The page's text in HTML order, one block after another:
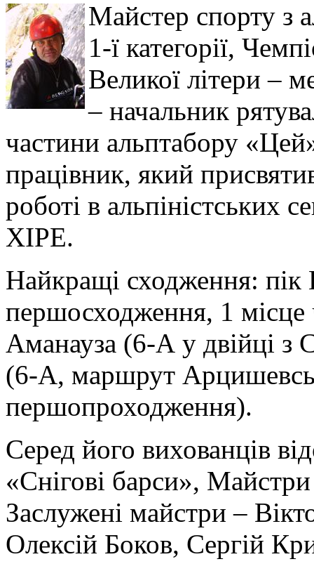
Майстер спорту з
1-ї категорії,
Великої літери –
– начальник
частини альптабору
працівник, який
роботі в
ХІРЕ.
Найкращі сходження: пік
першосходження, 1
Аманауза (6-А у двійці
(6-А, маршрут
першопроходження).
Серед його вихованців
«Снігові барси»,
Заслужені майстри –
Олексій Боков, Сергій